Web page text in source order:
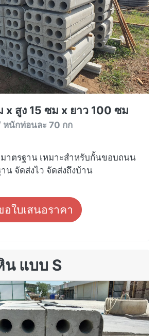
x สูง 15 ซม x ยาว 100 ซม
หนักท่อนละ 70 กก
าตรฐาน เหมาะสำหรับกั้นขอบถนน
น จัดส่งไว จัดส่งถึงบ้าน
ใบเสนอราคา
แบบ S